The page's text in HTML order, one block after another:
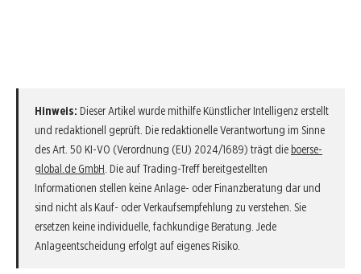
Hinweis: Dieser Artikel wurde mithilfe Künstlicher Intelligenz erstellt
und redaktionell geprüft. Die redaktionelle Verantwortung im Sinne
des Art. 50 KI-VO (Verordnung (EU) 2024/1689) trägt die boerse-
global.de GmbH. Die auf Trading-Treff bereitgestellten
Informationen stellen keine Anlage- oder Finanzberatung dar und
sind nicht als Kauf- oder Verkaufsempfehlung zu verstehen. Sie
ersetzen keine individuelle, fachkundige Beratung. Jede
Anlageentscheidung erfolgt auf eigenes Risiko.